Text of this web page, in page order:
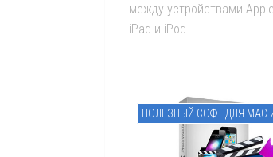
между устройствами
iPad и iPod.
ПОЛЕЗНЫЙ СОФТ ДЛЯ MAC